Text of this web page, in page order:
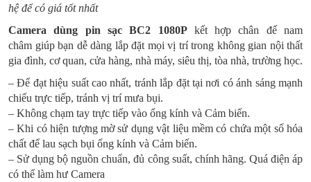
hệ để có giá tốt nhất
Camera dùng pin sạc BC2 1080Pkết hợp chân đế nam
châm giúp bạn dễ dàng lắp đặt mọi vị trí trong không gian nội thất
gia đình, cơ quan, cửa hàng, nhà máy, siêu thị, tòa nhà, trường học.
– Để đạt hiệu suất cao nhất, tránh lắp đặt tại nơi có ánh sáng mạnh
chiếu trực tiếp, tránh vị trí mưa bụi.
– Không chạm tay trực tiếp vào ống kính và Cảm biến.
– Khi có hiện tượng mờ sử dụng vật liệu mềm có chứa một số hóa
chất để lau sạch bụi ống kính và Cảm biến.
– Sử dụng bộ nguồn chuẩn, đủ công suất, chính hãng. Quá điện áp
có thể làm hư Camera